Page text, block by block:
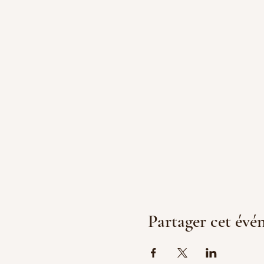
Partager cet